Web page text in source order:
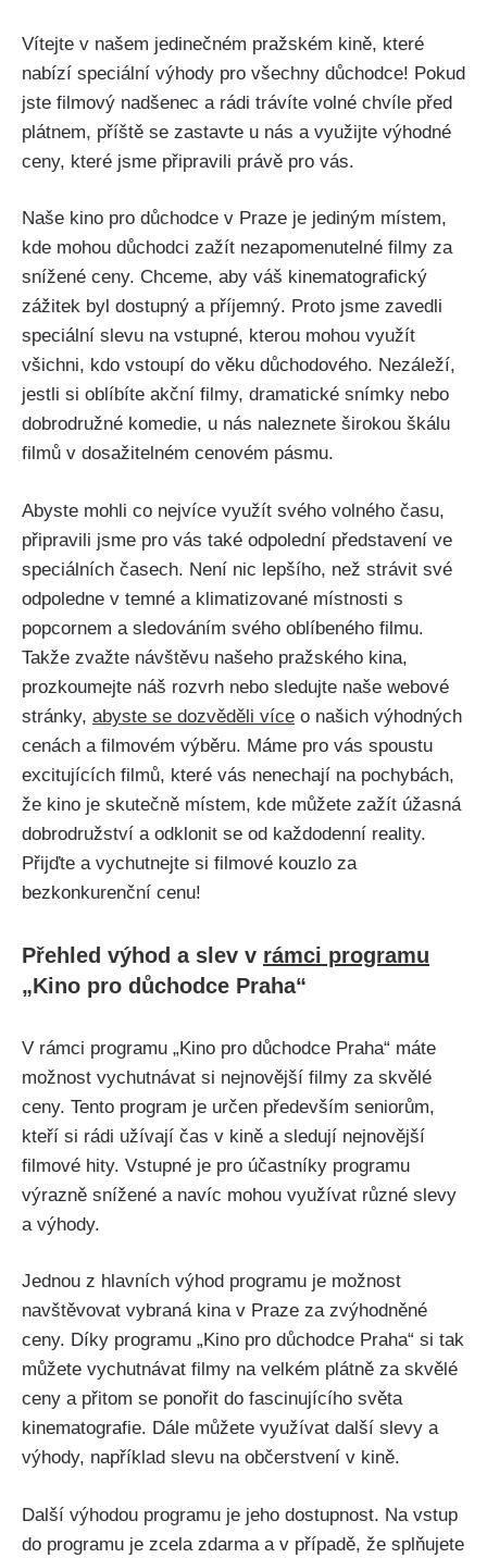
Vítejte v našem jedinečném pražském kině, které
nabízí speciální výhody pro všechny důchodce! Pokud
jste filmový nadšenec a rádi trávíte volné chvíle před
plátnem, příště se zastavte u nás a využijte výhodné
ceny, které jsme připravili právě pro vás.
Naše kino pro důchodce v Praze je jediným místem,
kde mohou důchodci zažít nezapomenutelné filmy za
snížené ceny. Chceme, aby váš kinematografický
zážitek byl dostupný a příjemný. Proto jsme zavedli
speciální slevu na vstupné, kterou mohou využít
všichni, kdo vstoupí do věku důchodového. Nezáleží,
jestli si oblíbíte akční filmy, dramatické snímky nebo
dobrodružné komedie, u nás naleznete širokou škálu
filmů v dosažitelném cenovém pásmu.
Abyste mohli co nejvíce využít svého volného času,
připravili jsme pro vás také odpolední představení ve
speciálních časech. Není nic lepšího, než strávit své
odpoledne v temné a klimatizované místnosti s
popcornem a sledováním svého oblíbeného filmu.
Takže zvažte návštěvu našeho pražského kina,
prozkoumejte náš rozvrh nebo sledujte naše webové
stránky, abyste se dozvěděli více o našich výhodných
cenách a filmovém výběru. Máme pro vás spoustu
excitujících filmů, které vás nenechají na pochybách,
že kino je skutečně místem, kde můžete zažít úžasná
dobrodružství a odklonit se od každodenní reality.
Přijďte a vychutnejte si filmové kouzlo za
bezkonkurenční cenu!
Přehled výhod a slev v rámci programu
„Kino pro důchodce Praha“
V rámci programu „Kino pro důchodce Praha“ máte
možnost vychutnávat si nejnovější filmy za skvělé
ceny. Tento program je určen především seniorům,
kteří si rádi užívají čas v kině a sledují nejnovější
filmové hity. Vstupné je pro účastníky programu
výrazně snížené a navíc mohou využívat různé slevy
a výhody.
Jednou z hlavních výhod programu je možnost
navštěvovat vybraná kina v Praze za zvýhodněné
ceny. Díky programu „Kino pro důchodce Praha“ si tak
můžete vychutnávat filmy na velkém plátně za skvělé
ceny a přitom se ponořit do fascinujícího světa
kinematografie. Dále můžete využívat další slevy a
výhody, například slevu na občerstvení v kině.
Další výhodou programu je jeho dostupnost. Na vstup
do programu je zcela zdarma a v případě, že splňujete